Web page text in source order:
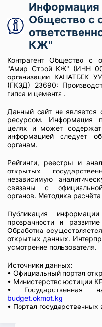
Информация
Общество с
КЖ"
Контрагент Общество с
"Амир Строй КЖ" (ИНН
организации КАНАТБЕК
(ГКЭД) 23690:
гипса и цемента .
Данный сайт не является
ресурсом. Информация
целях и может
информацией следует
органам.
Рейтинги, реестры и
открытых
независимую
связаны с
органов. Методика
Публикация
прозрачности и
Обработка
открытых данных.
усмотрение пользователя.
Источники данных:
• Официальный портал
• Министерство юстиции
•
budget.okmot.kg
• Портал